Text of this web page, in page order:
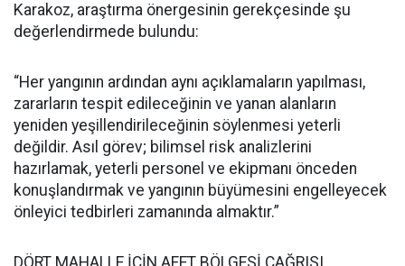
Karakoz, araştırma önergesinin gerekçesinde şu
değerlendirmede bulundu:
“Her yangının ardından aynı açıklamaların yapılması,
zararların tespit edileceğinin ve yanan alanların
yeniden yeşillendirileceğinin söylenmesi yeterli
değildir. Asıl görev; bilimsel risk analizlerini
hazırlamak, yeterli personel ve ekipmanı önceden
konuşlandırmak ve yangının büyümesini engelleyecek
önleyici tedbirleri zamanında almaktır.”
DÖRT MAHALLE İÇİN AFET BÖLGESİ ÇAĞRISI